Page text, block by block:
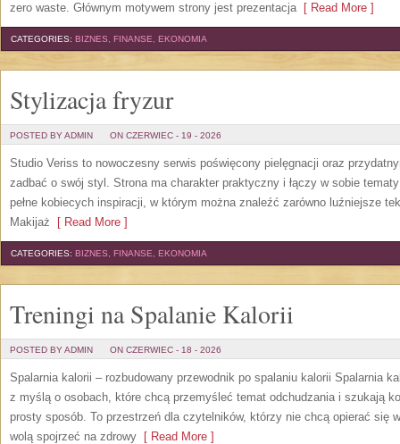
zero waste. Głównym motywem strony jest prezentacja[ Read More ]
CATEGORIES: BIZNES, FINANSE, EKONOMIA
Stylizacja fryzur
POSTED BY ADMIN ON CZERWIEC - 19 - 2026
Studio Veriss to nowoczesny serwis poświęcony pielęgnacji oraz
zadbać o swój styl. Strona ma charakter praktyczny i łączy w sobie
pełne kobiecych inspiracji, w którym można znaleźć zarówno luźniejsze
Makijaż [ Read More ]
CATEGORIES: BIZNES, FINANSE, EKONOMIA
Treningi na Spalanie Kalorii
POSTED BY ADMIN ON CZERWIEC - 18 - 2026
Spalarnia kalorii – rozbudowany przewodnik po spalaniu kalorii Spalarnia
z myślą o osobach, które chcą przemyśleć temat odchudzania i szukają
prosty sposób. To przestrzeń dla czytelników, którzy nie chcą opierać się
wolą spojrzeć na zdrowy [ Read More ]